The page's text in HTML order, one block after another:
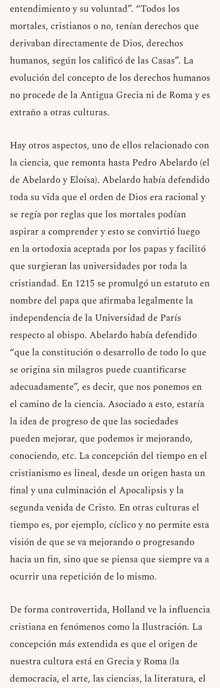
entendimiento y su voluntad”. “Todos los
mortales, cristianos o no, tenían derechos que
derivaban directamente de Dios, derechos
humanos, según los calificó de las Casas”. La
evolución del concepto de los derechos humanos
no procede de la Antigua Grecia ni de Roma y es
extraño a otras culturas.
Hay otros aspectos, uno de ellos relacionado con
la ciencia, que remonta hasta Pedro Abelardo (el
de Abelardo y Eloísa). Abelardo había defendido
toda su vida que el orden de Dios era racional y
se regía por reglas que los mortales podían
aspirar a comprender y esto se convirtió luego
en la ortodoxia aceptada por los papas y facilitó
que surgieran las universidades por toda la
cristiandad. En 1215 se promulgó un estatuto en
nombre del papa que afirmaba legalmente la
independencia de la Universidad de París
respecto al obispo. Abelardo había defendido
“que la constitución o desarrollo de todo lo que
se origina sin milagros puede cuantificarse
adecuadamente”, es decir, que nos ponemos en
el camino de la ciencia. Asociado a esto, estaría
la idea de progreso de que las sociedades
pueden mejorar, que podemos ir mejorando,
conociendo, etc. La concepción del tiempo en el
cristianismo es lineal, desde un origen hasta un
final y una culminación el Apocalipsis y la
segunda venida de Cristo. En otras culturas el
tiempo es, por ejemplo, cíclico y no permite esta
visión de que se va mejorando o progresando
hacia un fin, sino que se piensa que siempre va a
ocurrir una repetición de lo mismo.
De forma controvertida, Holland ve la influencia
cristiana en fenómenos como la Ilustración. La
concepción más extendida es que el origen de
nuestra cultura está en Grecia y Roma (la
democracia, el arte, las ciencias, la literatura, el